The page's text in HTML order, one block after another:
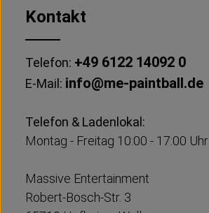
Kontakt
Telefon: +49 6122 14092 0
E-Mail: info@me-paintball.de
Telefon & Ladenlokal:
Montag - Freitag 10:00 - 17:00 Uhr
Massive Entertainment
Robert-Bosch-Str. 3